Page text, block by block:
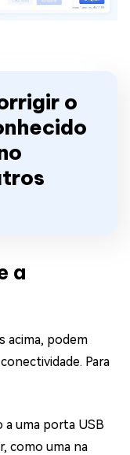
o
a
acima, podem
Para
uma porta USB
como uma na